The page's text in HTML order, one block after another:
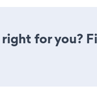
for you?